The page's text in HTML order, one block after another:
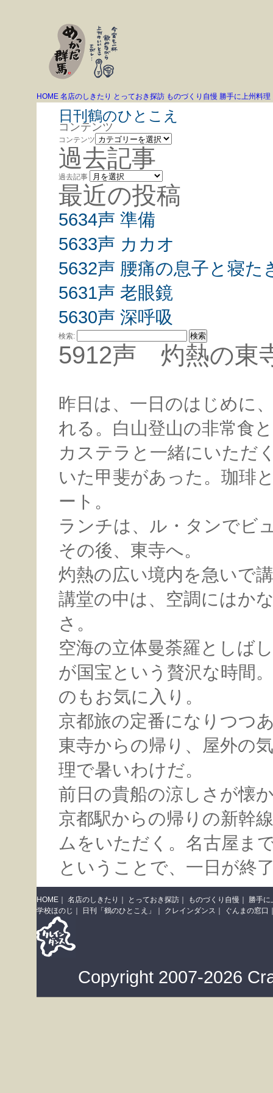
HOME 名店のしきたり とっておき探訪 ものづくり自慢 勝手に上州料理
日刊鶴のひとこえ
コンテンツ
コンテンツ
過去記事
過去記事
最近の投稿
5634声 準備
5633声 カカオ
5632声 腰痛の息子と寝た
5631声 老眼鏡
5630声 深呼吸
検索:
5912声 灼熱の東
昨日は、一日のはじめに
れる。白山登山の非常食
カステラと一緒にいただ
いた甲斐があった。珈琲
ート。
ランチは、ル・タンでビ
その後、東寺へ。
灼熱の広い境内を急いで
講堂の中は、空調にはか
さ。
空海の立体曼荼羅としば
が国宝という贅沢な時間
のもお気に入り。
京都旅の定番になりつつ
東寺からの帰り、屋外の
理で暑いわけだ。
前日の貴船の涼しさが懐
京都駅からの帰りの新幹
ムをいただく。名古屋ま
ということで、一日が終
HOME 名店のしきたり とっておき探訪 ものづくり自慢
勝手に
学校ほのじ
日刊「鶴のひとこえ」 クレインダンス ぐんまの窓口
Copyright 2007-2026